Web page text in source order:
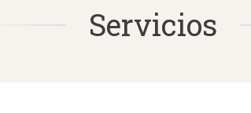
Servicios